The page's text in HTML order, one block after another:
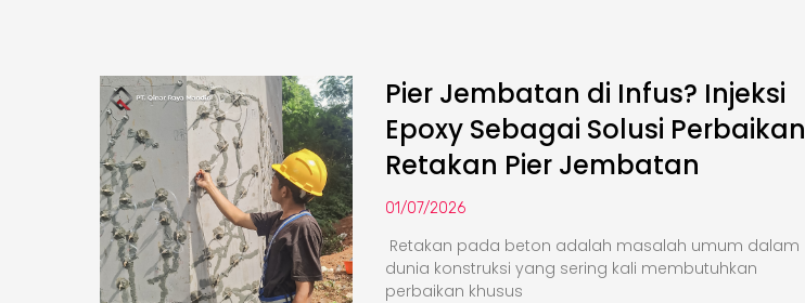
Pier Jembatan di Infus? Injeksi
Epoxy Sebagai Solusi Perbaikan
Retakan Pier Jembatan
01/07/2026
Retakan pada beton adalah masalah umum dalam
dunia konstruksi yang sering kali membutuhkan
perbaikan khusus